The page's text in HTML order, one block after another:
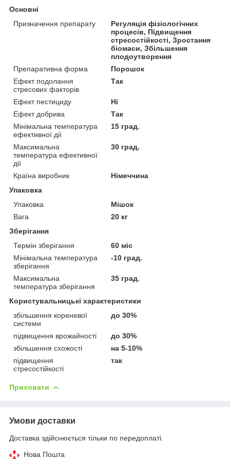
Основні
Призначення препарату
Регуляція фізіологічних
процесів, Підвищення
стресостійкості, Зростання
біомаси, Збільшення
плодоутворення
Препаративна форма
Порошок
Ефект подолання
стресових факторів
Так
Ефект пестициду
Ні
Ефект добрива
Так
Мінімальна температура
ефективної дії
15 град.
Максимальна
температура ефективної
дії
30 град.
Країна виробник
Німеччина
Упаковка
Упаковка
Мішок
Вага
20 кг
Зберігання
Термін зберігання
60 міс
Мінімальна температура
зберігання
-10 град.
Максимальна
температура зберігання
35 град.
Користувальницькі характеристики
збільшення кореневої
системи
до 30%
підвищення врожайності
до 30%
збільшення схожості
на 5-10%
підвищення
стресостійкості
так
Приховати
Умови доставки
Доставка здійснюється тільки по передоплаті.
Нова Пошта